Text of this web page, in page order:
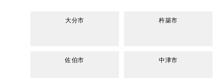
大分市 杵築市
佐伯市 中津市